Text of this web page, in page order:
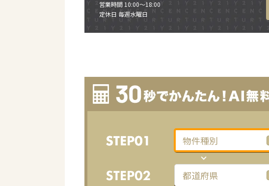
営業時間 10:00～18:00
定休日 毎週水曜日